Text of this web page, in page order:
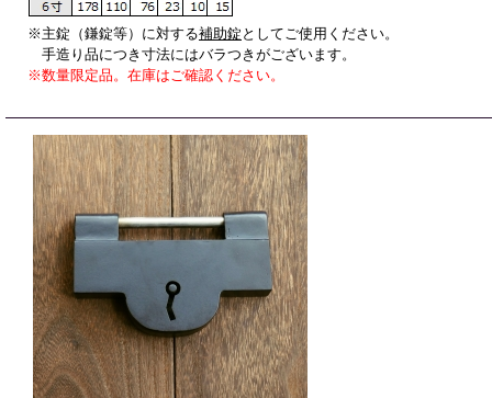
※主錠（鎌錠等）に対する補助錠 としてご使用ください。
手造り品につき寸法にはバラつきがございます。
※数量限定品。在庫はご確認ください。